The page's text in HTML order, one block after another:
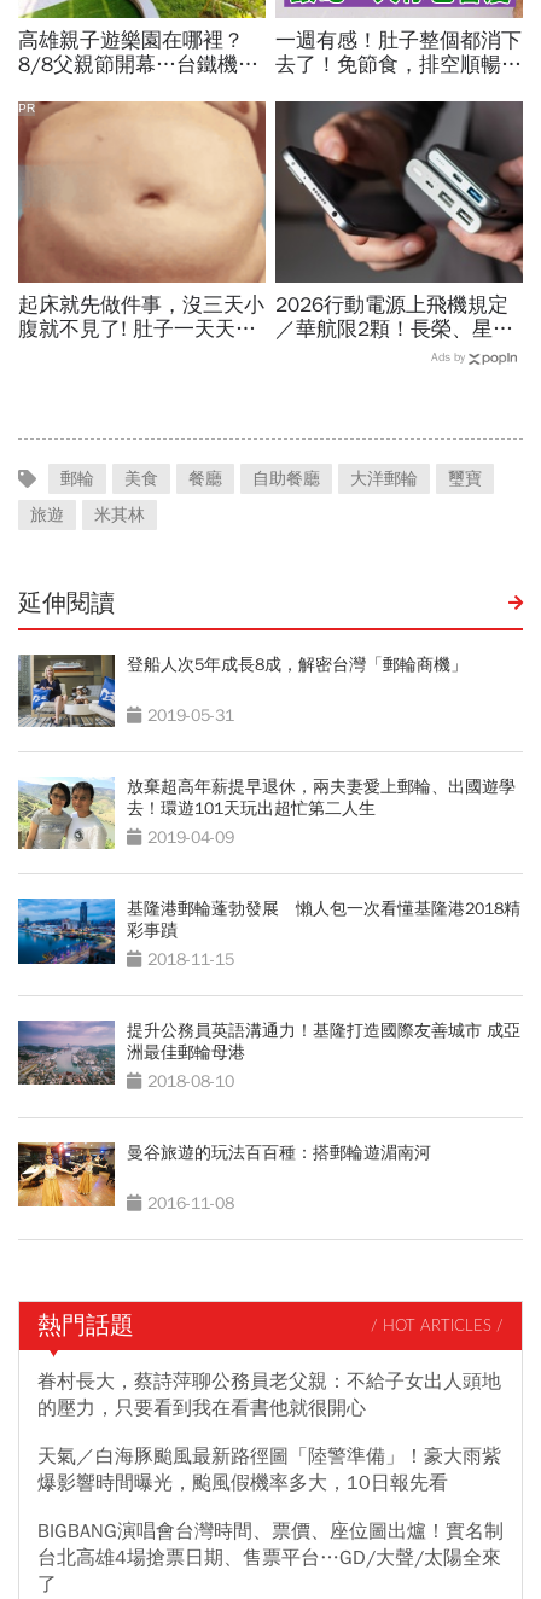
高雄親子遊樂園在哪裡？
8/8父親節開幕…台鐵機廠
門票嗎？營業時間、交通一
文看
一週有感！肚子整個都消下
去了！免節食，排空順暢就
起床就先做件事，沒三天小
腹就不見了! 肚子一天天變
PR
2026行動電源上飛機規定
／華航限2顆！長榮、星
宇、虎航…行動電源飛機能
Ads by
郵輪 美食 餐廳 自助餐廳 大洋郵輪
璽寶
旅遊
米其林
延伸閱讀
登船人次5年成長8成，解密台灣「郵輪商機」
2019-05-31
放棄超高年薪提早退休，兩夫妻愛上郵輪、出國遊學
去！環遊101天玩出超忙第二人生
2019-04-09
基隆港郵輪蓬勃發展 懶人包一次看懂基隆港2018精
彩事蹟
2018-11-15
提升公務員英語溝通力！基隆打造國際友善城市 成亞
洲最佳郵輪母港
2018-08-10
曼谷旅遊的玩法百百種：搭郵輪遊湄南河
2016-11-08
熱門話題 / HOT ARTICLES /
眷村長大，蔡詩萍聊公務員老父親：不給子女出人頭地
的壓力，只要看到我在看書他就很開心
天氣／白海豚颱風最新路徑圖「陸警準備」！豪大雨紫
爆影響時間曝光，颱風假機率多大，10日報先看
BIGBANG演唱會台灣時間、票價、座位圖出爐！實名制
台北高雄4場搶票日期、售票平台…GD/大聲/太陽全來
了